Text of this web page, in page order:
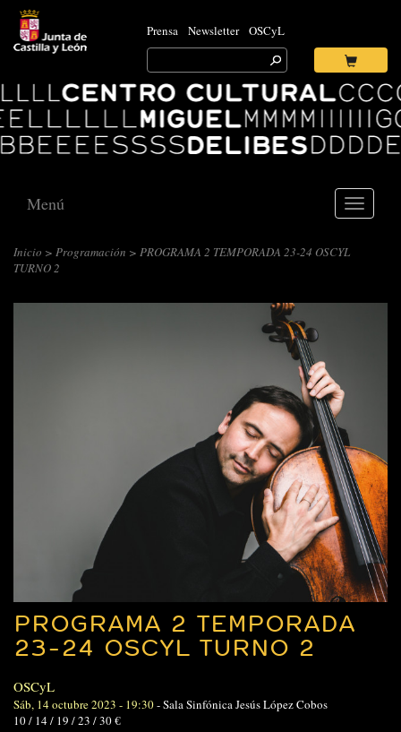
Prensa Newsletter OSCyL
Search
for:
Ok
Centro
Cultural
Miguel
Delibes
Toggle
Menú
Inicio > Programación > PROGRAMA 2 TEMPORADA 23-24 OSCYL
TURNO 2
PROGRAMA 2 TEMPORADA
23-24 OSCYL TURNO 2
OSCyL
Sáb, 14 octubre 2023 - 19:30-Sala Sinfónica Jesús López Cobos
10 / 14 / 19 / 23 / 30 €